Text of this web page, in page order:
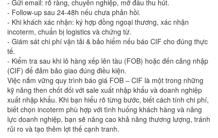
- Gửi email: rõ ràng, chuyên nghiệp, mở đầu thu hút.
- Follow-up sau 24-48h nếu chưa phản hồi.
- Khi khách xác nhận: ký hợp đồng ngoại thương, xác nhận
incoterm, chuẩn bị logistics và chứng từ.
- Giám sát chi phí vận tải & bảo hiểm nếu báo CIF cho đúng thực
tế.
- Kiểm tra sau khi lô hàng xếp lên tàu (FOB) hoặc đến cảng nhập
(CIF) để đảm bảo giao đúng điều kiện.
Việc nắm vững quy trình báo giá FOB – CIF là một trong những
kỹ năng then chốt đối với sale xuất nhập khẩu và doanh nghiệp
xuất nhập khẩu. Khi bạn hiểu rõ từng bước, biết cách tính chi phí,
biết chọn incoterm phù hợp với tình huống khách hàng và năng
lực doanh nghiệp, bạn sẽ nâng cao khả năng thương lượng, tránh
rủi ro và tạo thêm lợi thế cạnh tranh.